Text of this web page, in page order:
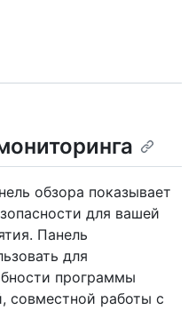
обзора показывает
для вашей
Панель
для
программы
совместной работы с